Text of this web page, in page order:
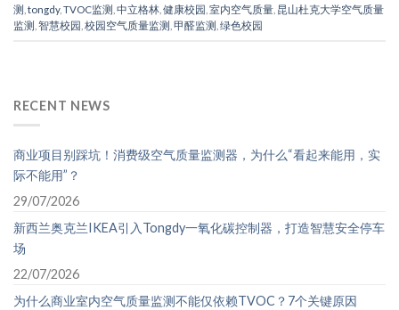
测 tongdy, TVOC监测 中立格林 健康校园 室内空气质量 昆山杜克大学空气质量
监测 智慧校园 校园空气质量监测 甲醛监测 绿色校园
RECENT NEWS
商业项目别踩坑！消费级空气质量监测器，为什么“看起来能用，实
际不能用”？
29/07/2026
新西兰奥克兰IKEA引入Tongdy一氧化碳控制器，打造智慧安全停车
场
22/07/2026
为什么商业室内空气质量监测不能仅依赖TVOC？7个关键原因